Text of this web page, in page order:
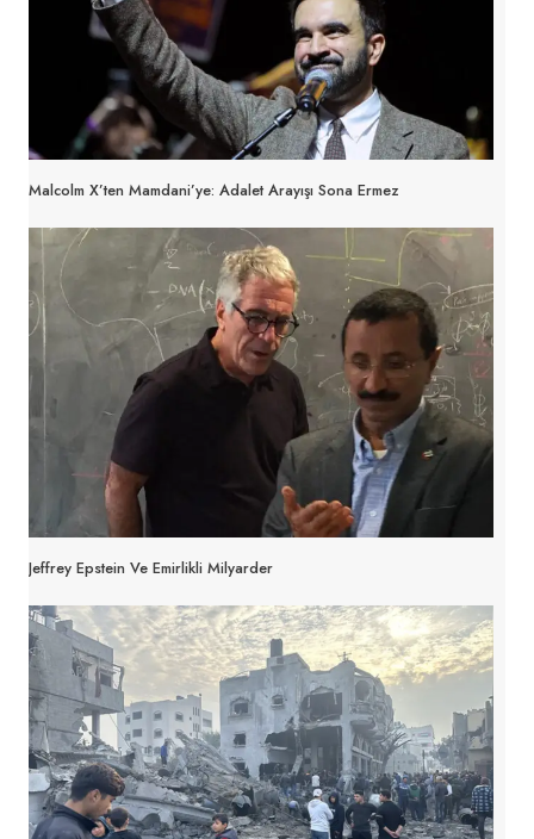
Malcolm X’ten Mamdani’ye: Adalet Arayışı Sona Ermez
Jeffrey Epstein Ve Emirlikli Milyarder